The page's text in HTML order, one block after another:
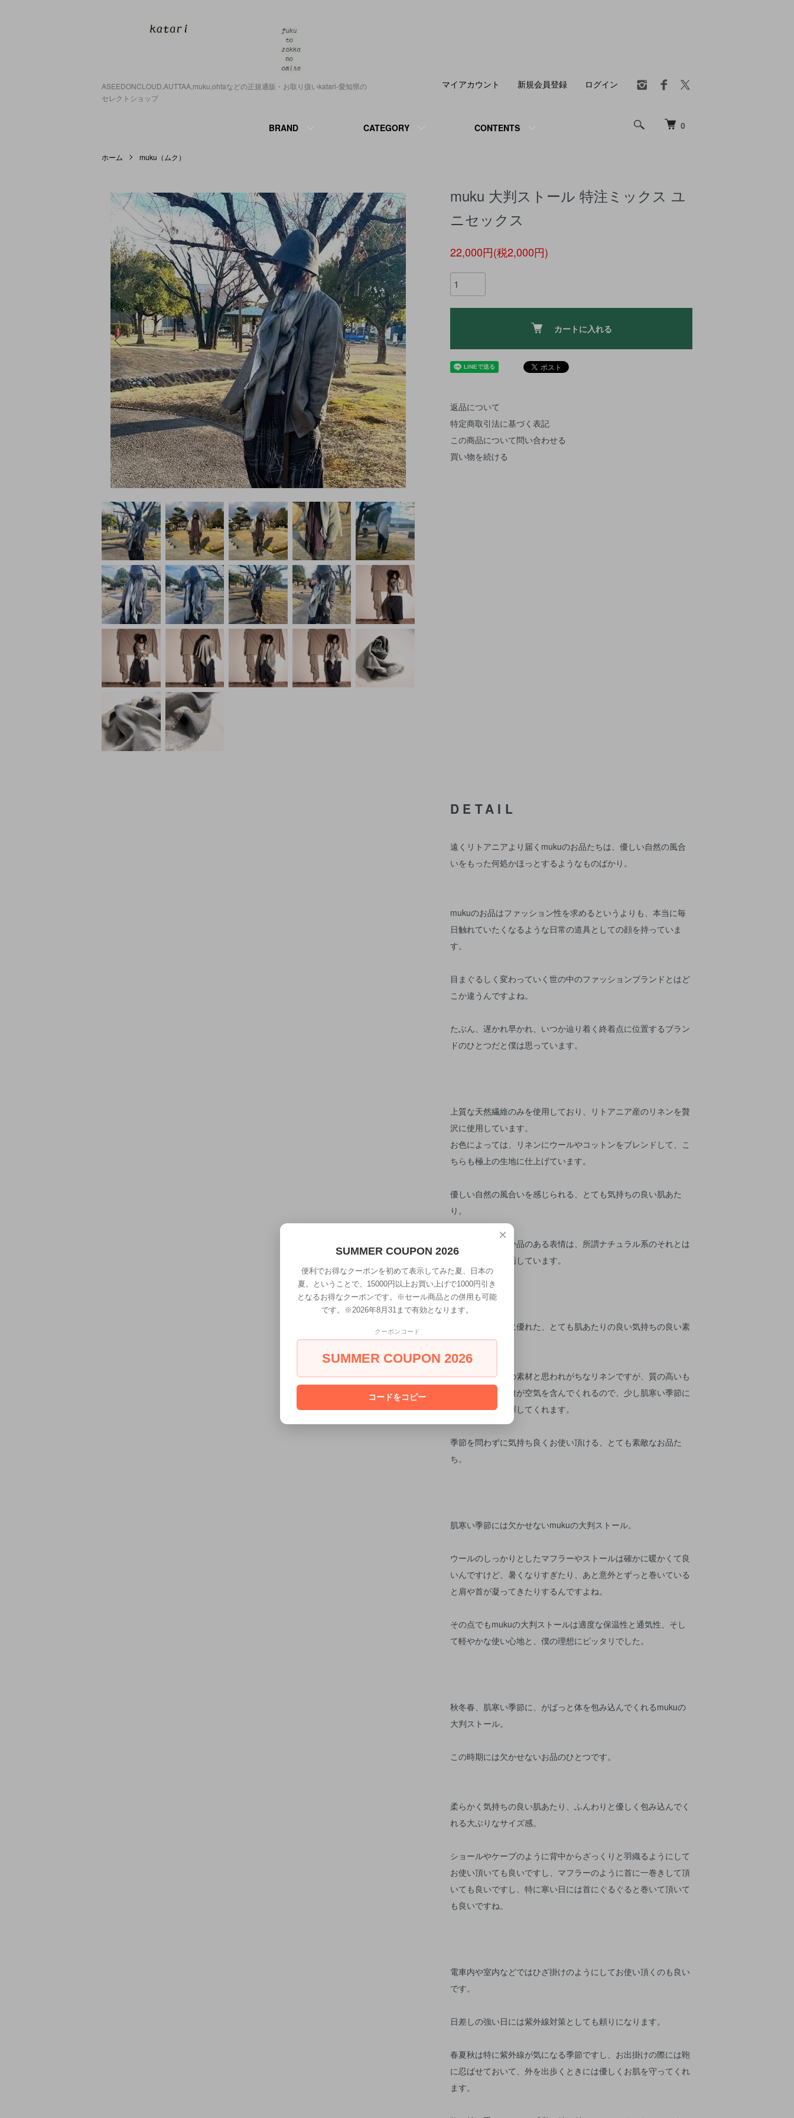
ASEEDONCLOUD,AUTTAA,muku,ohtaなどの正規通販・お取り扱いkatari-愛知県の
セレクトショップ
0
BRAND CATEGORY CONTENTS
マイアカウント 新規会員登録 ログイン
ホーム muku（ムク）
muku 大判ストール 特注ミックス ユ
ニセックス
22,000円(税2,000円)
カートに入れる
返品について
特定商取引法に基づく表記
この商品について問い合わせる
買い物を続ける
DETAIL
遠くリトアニアより届くmukuのお品たちは、優しい自然の風合
いをもった何処かほっとするようなものばかり。
mukuのお品はファッション性を求めるというよりも、本当に毎
日触れていたくなるような日常の道具としての顔を持っていま
す。
目まぐるしく変わっていく世の中のファッションブランドとはど
こか違うんですよね。
たぶん、遅かれ早かれ、いつか辿り着く終着点に位置するブラン
ドのひとつだと僕は思っています。
上質な天然繊維のみを使用しており、リトアニア産のリネンを贅
沢に使用しています。
お色によっては、リネンにウールやコットンをブレンドして、こ
ちらも極上の生地に仕上げています。
優しい自然の風合いを感じられる、とても気持ちの良い肌あた
り。
それでいてどこか品のある表情は、所謂ナチュラル系のそれとは
明らかに一線を画しています。
通気性や放湿性に優れた、とても肌あたりの良い気持ちの良い素
材。
そうそう、夏用の素材と思われがちなリネンですが、質の高いも
のはちゃんと繊維が空気を含んでくれるので、少し肌寒い季節に
も保温効果を発揮してくれます。
季節を問わずに気持ち良くお使い頂ける、とても素敵なお品た
ち。
肌寒い季節には欠かせないmukuの大判ストール。
ウールのしっかりとしたマフラーやストールは確かに暖かくて良
いんですけど、暑くなりすぎたり、あと意外とずっと巻いている
と肩や首が凝ってきたりするんですよね。
その点でもmukuの大判ストールは適度な保温性と通気性、そし
て軽やかな使い心地と、僕の理想にピッタリでした。
秋冬春、肌寒い季節に、がばっと体を包み込んでくれるmukuの
大判ストール。
この時期には欠かせないお品のひとつです。
柔らかく気持ちの良い肌あたり、ふんわりと優しく包み込んでく
れる大ぶりなサイズ感。
ショールやケープのように背中からざっくりと羽織るようにして
お使い頂いても良いですし、マフラーのように首に一巻きして頂
いても良いですし、特に寒い日には首にぐるぐると巻いて頂いて
も良いですね。
電車内や室内などではひざ掛けのようにしてお使い頂くのも良い
です。
日差しの強い日には紫外線対策としても頼りになります。
春夏秋は特に紫外線が気になる季節ですし、お出掛けの際には鞄
に忍ばせておいて、外を出歩くときには優しくお肌を守ってくれ
ます。
×
SUMMER COUPON 2026
便利でお得なクーポンを初めて表示してみた夏、日本の
夏。ということで、15000円以上お買い上げで1000円引き
となるお得なクーポンです。※セール商品との併用も可能
です。※2026年8月31まで有効となります。
クーポンコード
SUMMER COUPON 2026
コードをコピー